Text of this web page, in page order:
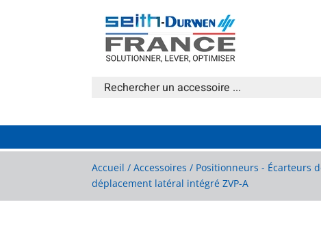
Accueil /Accessoires / Positionneurs - Écarteurs
déplacement latéral intégré ZVP-A